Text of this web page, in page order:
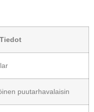
Tiedot
puutarhavalaisin